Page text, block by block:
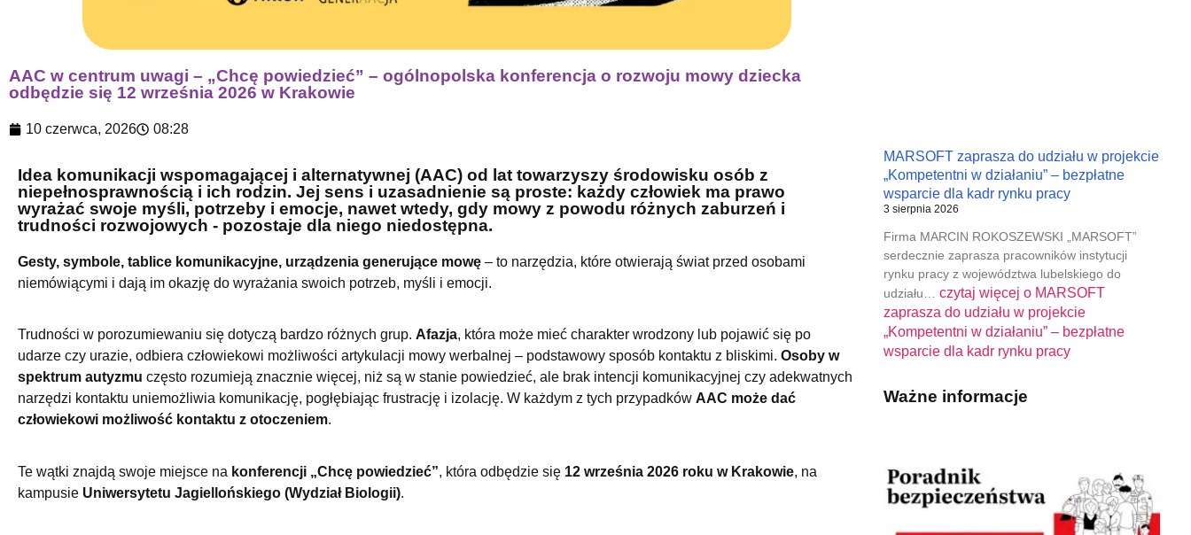
AAC w centrum uwagi – „Chcę powiedzieć” – ogólnopolska konferencja o rozwoju mowy dziecka
odbędzie się 12 września 2026 w Krakowie
10 czerwca, 2026 08:28
Idea komunikacji wspomagającej i alternatywnej (AAC) od lat towarzyszy środowisku osób z
niepełnosprawnością i ich rodzin. Jej sens i uzasadnienie są proste: każdy człowiek ma prawo
wyrażać swoje myśli, potrzeby i emocje, nawet wtedy, gdy mowy z powodu różnych zaburzeń i
trudności rozwojowych - pozostaje dla niego niedostępna.
Gesty, symbole, tablice komunikacyjne, urządzenia generujące mowę – to narzędzia, które otwierają świat przed osobami
niemówiącymi i dają im okazję do wyrażania swoich potrzeb, myśli i emocji.
Trudności w porozumiewaniu się dotyczą bardzo różnych grup. Afazja, która może mieć charakter wrodzony lub pojawić się po
udarze czy urazie, odbiera człowiekowi możliwości artykulacji mowy werbalnej – podstawowy sposób kontaktu z bliskimi. Osoby w
spektrum autyzmu często rozumieją znacznie więcej, niż są w stanie powiedzieć, ale brak intencji komunikacyjnej czy adekwatnych
narzędzi kontaktu uniemożliwia komunikację, pogłębiając frustrację i izolację. W każdym z tych przypadków AAC może dać
człowiekowi możliwość kontaktu z otoczeniem.
Te wątki znajdą swoje miejsce na konferencji „Chcę powiedzieć”, która odbędzie się 12 września 2026 roku w Krakowie, na
kampusie Uniwersytetu Jagiellońskiego (Wydział Biologii).
MARSOFT zaprasza do udziału w projekcie
„Kompetentni w działaniu” – bezpłatne
wsparcie dla kadr rynku pracy
3 sierpnia 2026
Firma MARCIN ROKOSZEWSKI „MARSOFT”
serdecznie zaprasza pracowników instytucji
rynku pracy z województwa lubelskiego do
udziału… czytaj więcej oMARSOFT
zaprasza do udziału w projekcie
„Kompetentni w działaniu” – bezpłatne
wsparcie dla kadr rynku pracy
Ważne informacje